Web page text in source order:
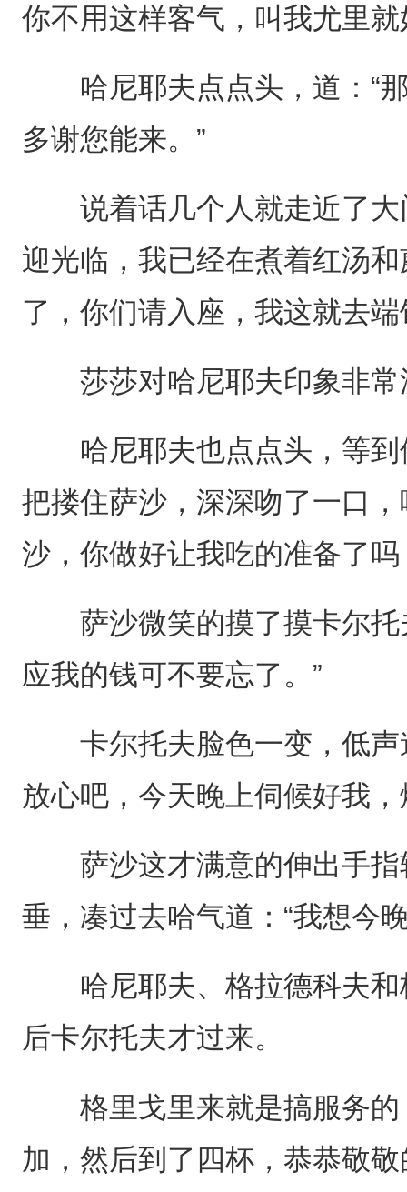
你不用这样客气，叫我尤里就
哈尼耶夫点点头，道：“那
多谢您能来。”
说着话几个人就走近了大
迎光临，我已经在煮着红汤
了，你们请入座，我这就去端
莎莎对哈尼耶夫印象非常
哈尼耶夫也点点头，等到
把搂住萨沙，深深吻了一口
沙，你做好让我吃的准备了吗
萨沙微笑的摸了摸卡尔托
应我的钱可不要忘了。”
卡尔托夫脸色一变，低声
放心吧，今天晚上伺候好我
萨沙这才满意的伸出手指
垂，凑过去哈气道：“我想今
哈尼耶夫、格拉德科夫和
后卡尔托夫才过来。
格里戈里来就是搞服务的
加，然后到了四杯，恭恭敬